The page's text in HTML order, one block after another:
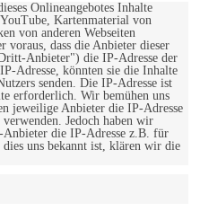
Onlineangebotes Inhalte
Kartenmaterial von
von anderen Webseiten
voraus, dass die Anbieter dieser
Anbieter") die IP-Adresse der
Adresse, könnten sie die Inhalte
senden. Die IP-Adresse ist
erforderlich. Wir bemühen uns
jeweilige Anbieter die IP-Adresse
Jedoch haben wir
die IP-Adresse z.B. für
uns bekannt ist, klären wir die